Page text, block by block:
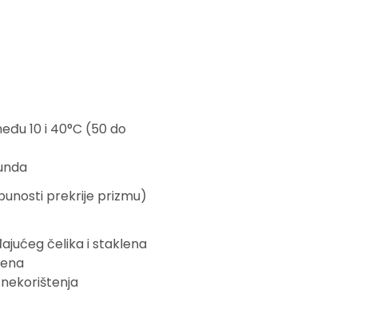
10 i 40°C (50 do
prekrije prizmu)
čelika i staklena